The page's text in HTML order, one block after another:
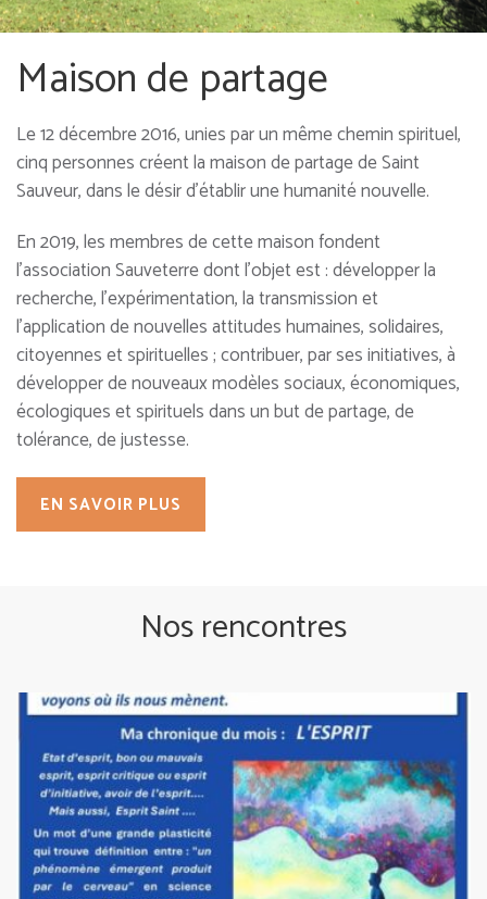
Maison de partage
Le 12 décembre 2016, unies par un même chemin spirituel,
cinq personnes créent la maison de partage de Saint
Sauveur, dans le désir d’établir une humanité nouvelle.
En 2019, les membres de cette maison fondent
l’association Sauveterre dont l’objet est : développer la
recherche, l’expérimentation, la transmission et
l’application de nouvelles attitudes humaines, solidaires,
citoyennes et spirituelles ; contribuer, par ses initiatives, à
développer de nouveaux modèles sociaux, économiques,
écologiques et spirituels dans un but de partage, de
tolérance, de justesse.
EN SAVOIR PLUS
Nos rencontres